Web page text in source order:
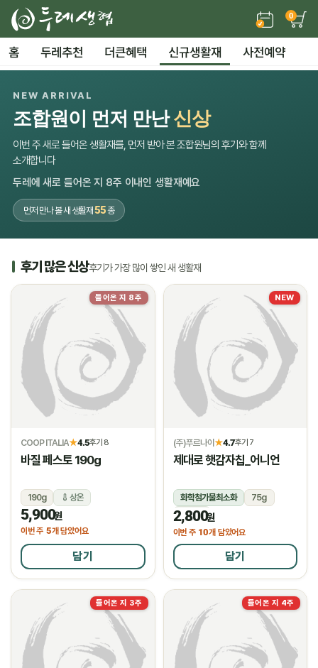
0
홈 두레추천 더큰혜택 신규생활재 사전예약
NEW ARRIVAL
조합원이 먼저 만난신상
이번 주 새로 들어온 생활재를, 먼저 받아 본 조합원님의 후기와 함께
소개합니다
두레에 새로 들어온 지 8주 이내인 생활재예요
먼저 만나 볼 새 생활재 55종
후기 많은 신상후기가 가장 많이 쌓인 새 생활재
들어온 지 8주
COOP ITALIA★4.5후기 8
바질 페스토 190g
190g 상온
5,900원
이번 주 5개 담았어요
담기
NEW
(주)푸르나이★4.7후기 7
제대로 햇감자칩_어니언
화학첨가물최소화
75g
상온
2,800원
이번 주 10개 담았어요
담기
들어온 지 3주 들어온 지 4주